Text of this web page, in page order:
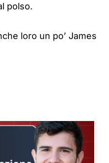
polso.
loro un po’ James